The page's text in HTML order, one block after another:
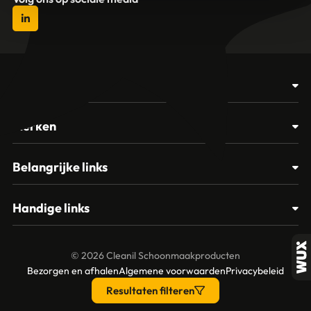
Resultaten filteren
Glasbewassing
Materialen
Papier – Dispensers - Toiletinrichting
Merken
Spectro
Vikan
Vileda
Belangrijke links
Contact
Mijn account
Garantie en retourneren
Handige links
Over ons
© 2026 Cleanil Schoonmaakproducten
Bezorgen en afhalenAlgemene voorwaardenPrivacybeleid